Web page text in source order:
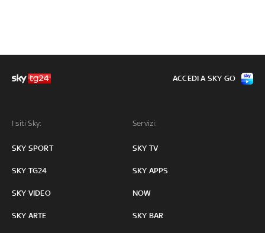
I siti Sky:
SKY SPORT
SKY TG24
SKY VIDEO
SKY ARTE
Servizi:
SKY TV
SKY APPS
NOW
SKY BAR
ACCEDI A SKY GO